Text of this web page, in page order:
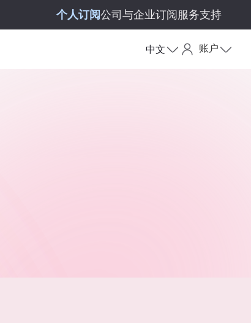
个人订阅公司与企业订阅服务支持
中文 账户